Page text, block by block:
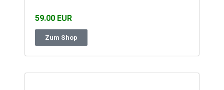
59.00 EUR
Zum Shop